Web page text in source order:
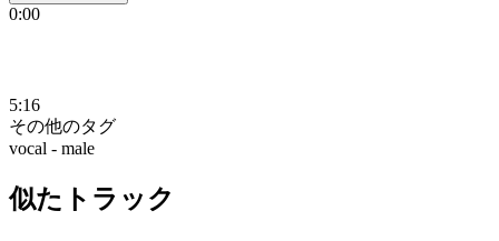
0:00
5:16
その他のタグ
vocal - male
似たトラック